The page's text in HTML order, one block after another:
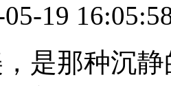
05-19
是那种沉